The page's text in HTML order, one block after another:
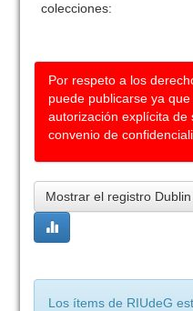
colecciones:
Por respeto a los
puede publicarse ya
autorización explícita de
convenio de
Mostrar el registro
Los ítems de RIUdeG